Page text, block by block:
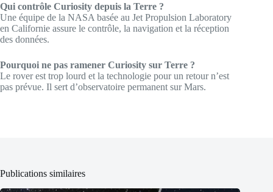
Qui contrôle Curiosity depuis la Terre ?
Une équipe de la NASA basée au Jet Propulsion Laboratory
en Californie assure le contrôle, la navigation et la réception
des données.
Pourquoi ne pas ramener Curiosity sur Terre ?
Le rover est trop lourd et la technologie pour un retour n’est
pas prévue. Il sert d’observatoire permanent sur Mars.
Publications similaires